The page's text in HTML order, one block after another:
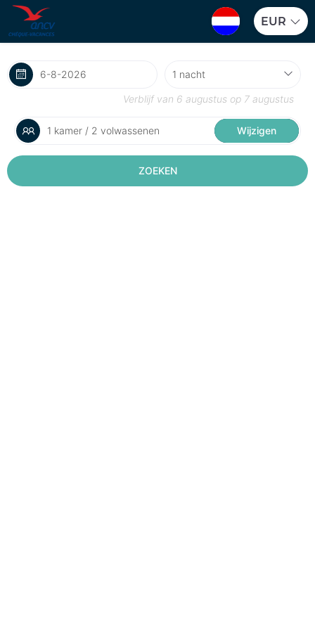
EUR
Verblijf van 6 augustus op 7 augustus
1 kamer / 2 volwassenen Wijzigen